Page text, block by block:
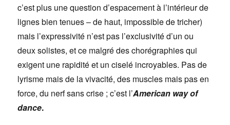
c’est plus une question d’espacement à l’intérieur de
lignes bien tenues – de haut, impossible de tricher)
mais l’expressivité n’est pas l’exclusivité d’un ou
deux solistes, et ce malgré des chorégraphies qui
exigent une rapidité et un ciselé incroyables. Pas de
lyrisme mais de la vivacité, des muscles mais pas en
force, du nerf sans crise ; c’est l’American way of
dance.